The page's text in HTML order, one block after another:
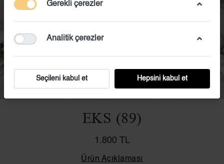
EKS (89)
1.800 TL
Ürün Açıklaması
Gerekli çerezler
Analitik çerezler
Seçileni kabul et Hepsini kabul et